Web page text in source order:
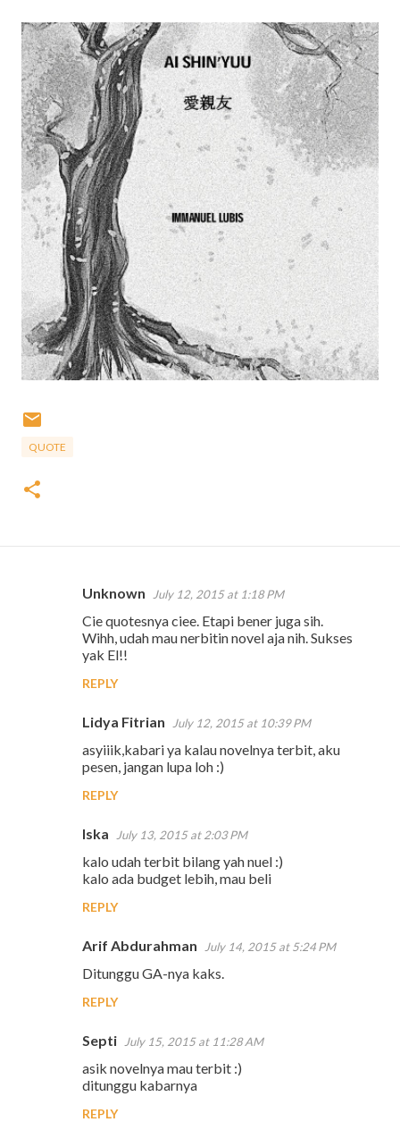
QUOTE
Unknown July 12, 2015 at 1:18 PM
Cie quotesnya ciee. Etapi bener juga sih.
Wihh, udah mau nerbitin novel aja nih. Sukses
yak El!!
REPLY
Lidya Fitrian July 12, 2015 at 10:39 PM
asyiiik,kabari ya kalau novelnya terbit, aku
pesen, jangan lupa loh :)
REPLY
Iska July 13, 2015 at 2:03 PM
kalo udah terbit bilang yah nuel :)
kalo ada budget lebih, mau beli
REPLY
Arif Abdurahman July 14, 2015 at 5:24 PM
Ditunggu GA-nya kaks.
REPLY
Septi July 15, 2015 at 11:28 AM
asik novelnya mau terbit :)
ditunggu kabarnya
REPLY